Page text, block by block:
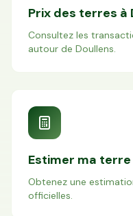
Prix des terres à
Consultez les
autour de Doullens.
Estimer ma terre
Obtenez une
officielles.